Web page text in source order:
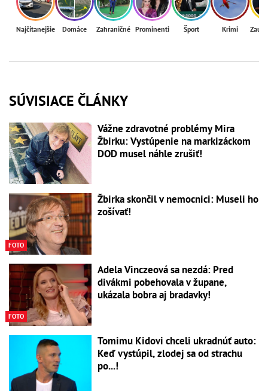
Najčítanejšie Domáce Zahraničné Prominenti Šport Krimi
SÚVISIACE ČLÁNKY
Vážne zdravotné problémy Mira
Žbirku: Vystúpenie na markizáckom
DOD musel náhle zrušiť!
FOTO
Žbirka skončil v nemocnici: Museli ho
zošívať!
FOTO
Adela Vinczeová sa nezdá: Pred
divákmi pobehovala v župane,
ukázala bobra aj bradavky!
Tomimu Kidovi chceli ukradnúť auto:
Keď vystúpil, zlodej sa od strachu
po...!